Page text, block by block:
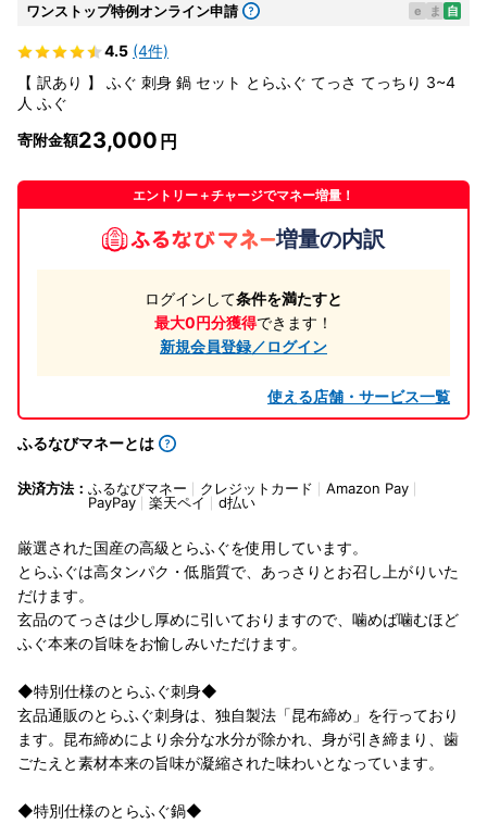
ワンストップ特例オンライン申請 e ま 自
4.5 (4件)
【 訳あり 】 ふぐ 刺身 鍋 セット とらふぐ てっさ てっちり 3~4
人 ふぐ
寄附金額23,000
エントリー＋チャージでマネー増量！
増量の内訳
ログインして条件を満たすと
最大0円分獲得できます！
新規会員登録／ログイン
使える店舗・サービス一覧
ふるなびマネーとは
決済方法： ふるなびマネー クレジットカード
Amazon Pay
PayPay
楽天ペイ d払い
厳選された国産の高級とらふぐを使用しています。
とらふぐは高タンパク・低脂質で、あっさりとお召し上がりいた
だけます。
玄品のてっさは少し厚めに引いておりますので、噛めば噛むほど
ふぐ本来の旨味をお愉しみいただけます。
◆特別仕様のとらふぐ刺身◆
玄品通販のとらふぐ刺身は、独自製法「昆布締め」を行っており
ます。昆布締めにより余分な水分が除かれ、身が引き締まり、歯
ごたえと素材本来の旨味が凝縮された味わいとなっています。
◆特別仕様のとらふぐ鍋◆